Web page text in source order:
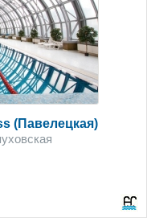
(Павелецкая)